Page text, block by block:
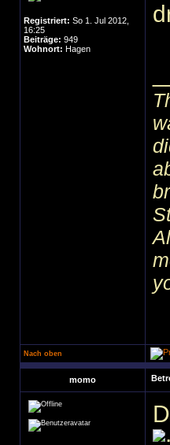
Registriert: So 1. Jul 2012,
16:25
Beiträge: 949
Wohnort: Hagen
Nach oben
momo